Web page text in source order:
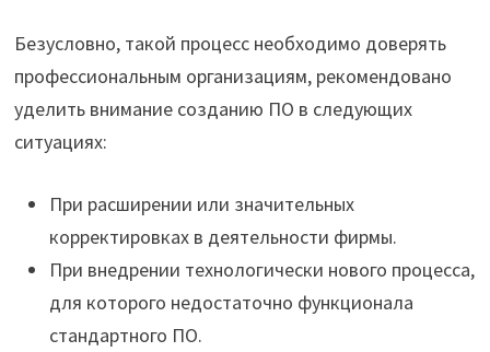
Безусловно, такой процесс необходимо доверять
профессиональным организациям, рекомендовано
уделить внимание созданию ПО в следующих
ситуациях:
При расширении или значительных
корректировках в деятельности фирмы.
При внедрении технологически нового процесса,
для которого недостаточно функционала
стандартного ПО.